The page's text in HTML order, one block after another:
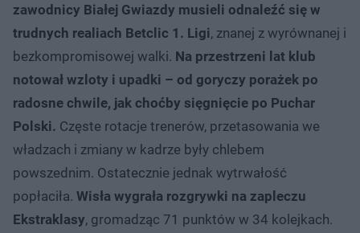
zawodnicy Białej Gwiazdy musieli odnaleźć się w
trudnych realiach Betclic 1. Ligi, znanej z wyrównanej i
bezkompromisowej walki. Na przestrzeni lat klub
notował wzloty i upadki – od goryczy porażek po
radosne chwile, jak choćby sięgnięcie po Puchar
Polski. Częste rotacje trenerów, przetasowania we
władzach i zmiany w kadrze były chlebem
powszednim. Ostatecznie jednak wytrwałość
popłaciła. Wisła wygrała rozgrywki na zapleczu
Ekstraklasy, gromadząc 71 punktów w 34 kolejkach.